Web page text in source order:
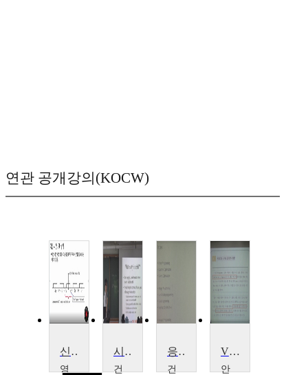
연관 공개강의(KOCW)
신호 및 선형시스템
영
시스템프로그래밍
건
응용제어시스템
건
VBA로 통계분석시스템 만들기
안